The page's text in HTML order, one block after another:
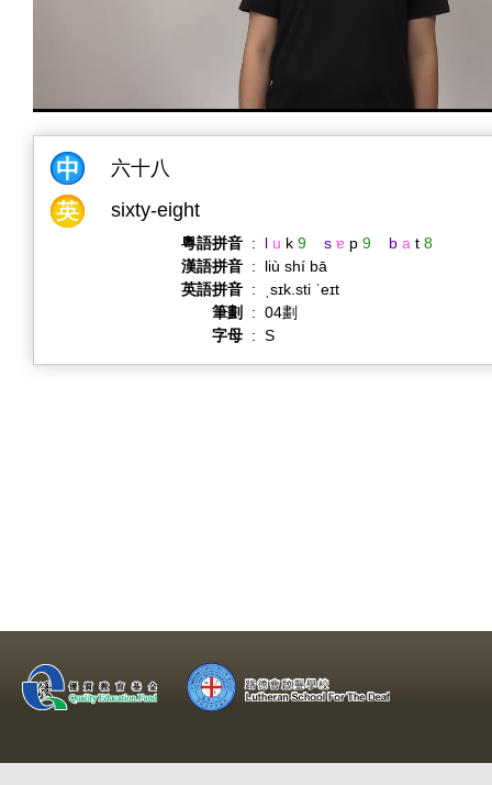
六十八
sixty-eight
粵語拼音 : l u k 9 s ɐ p 9 b a t 8
漢語拼音 :
liù shí bā
英語拼音 :
ˌsɪk.sti ˈeɪt
筆劃
: 04劃
字母 : S